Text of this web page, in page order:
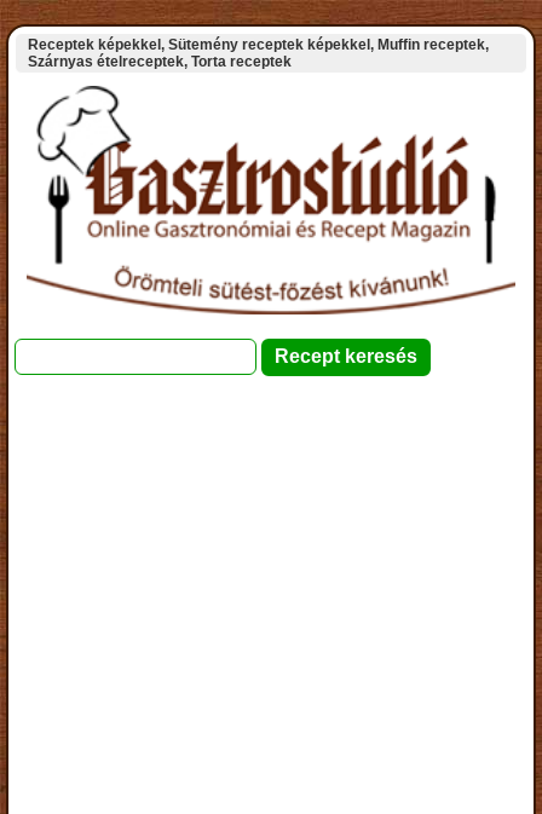
Receptek képekkel, Sütemény receptek képekkel, Muffin receptek,
Szárnyas ételreceptek, Torta receptek